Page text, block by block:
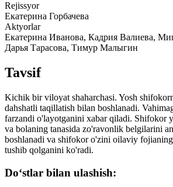
Rejissyor
Екатерина Горбачева
Aktyorlar
Екатерина Иванова, Кадрия Валиева,
Дарья Тарасова, Тимур Малыгин
Tavsif
Kichik bir viloyat shaharchasi. Yosh
dahshatli taqillatish bilan boshlanadi.
farzandi o'layotganini xabar qiladi. Shifokor
va bolaning tanasida zo'ravonlik belgilarini
boshlanadi va shifokor o'zini oilaviy
tushib qolganini ko'radi.
Do‘stlar bilan ulashish: